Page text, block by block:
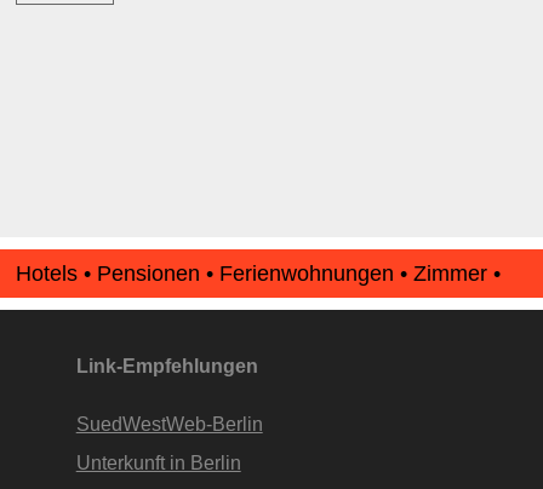
Hotels • Pensionen • Ferienwohnungen • Zimmer •
Apartments • www.Finde-Unterkunft.de
Link-Empfehlungen
SuedWestWeb-Berlin
Unterkunft in Berlin